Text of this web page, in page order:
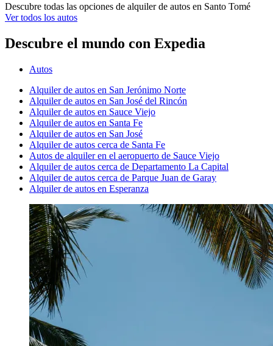
Descubre todas las opciones de alquiler de autos en Santo Tomé
Ver todos los autos
Descubre el mundo con Expedia
Autos
Alquiler de autos en San Jerónimo Norte
Alquiler de autos en San José del Rincón
Alquiler de autos en Sauce Viejo
Alquiler de autos en Santa Fe
Alquiler de autos en San José
Alquiler de autos cerca de Santa Fe
Autos de alquiler en el aeropuerto de Sauce Viejo
Alquiler de autos cerca de Departamento La Capital
Alquiler de autos cerca de Parque Juan de Garay
Alquiler de autos en Esperanza